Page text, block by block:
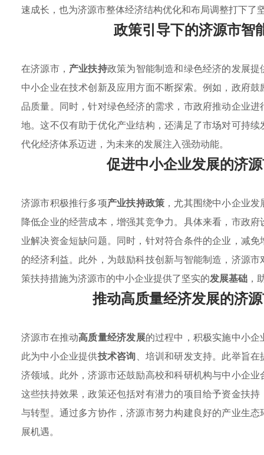
速成长，也为济源市整体经济结构优化和布局调整打下了
政策引导下的济源市智
在济源市， 产业扶持政策为智能制造和绿色经济的发展
中小企业在技术创新及应用方面不断探索。例如，政府
品质量。同时，针对绿色经济的需求，市政府推动企业
地。这不仅有助于优化产业结构，还满足了市场对可持
代化经济体系迈进，为未来的发展注入强劲动能。
促进中小企业发展的济
济源市积极推行多项产业扶持政策 ，尤其围绕中小企业
降低企业的经营成本，增强其竞争力。具体来看，市政
业解决资金短缺问题。同时，针对符合条件的企业，减
的经济利益。此外，为鼓励科技创新与智能制造，济源
策扶持措施为济源市的中小企业提供了坚实的发展基础 ，
推动高质量经济发展的济
济源市在推动高质量经济发展的过程中，积极实施中小企
此为中小企业提供技术咨询、培训和研发支持。此举旨
济领域。此外，济源市还鼓励高校和科研机构与中小企
这些扶持效果，政策还包括对有潜力的项目给予资金扶
与转型。通过多方协作，济源市努力构建良好的产业生
展机遇。